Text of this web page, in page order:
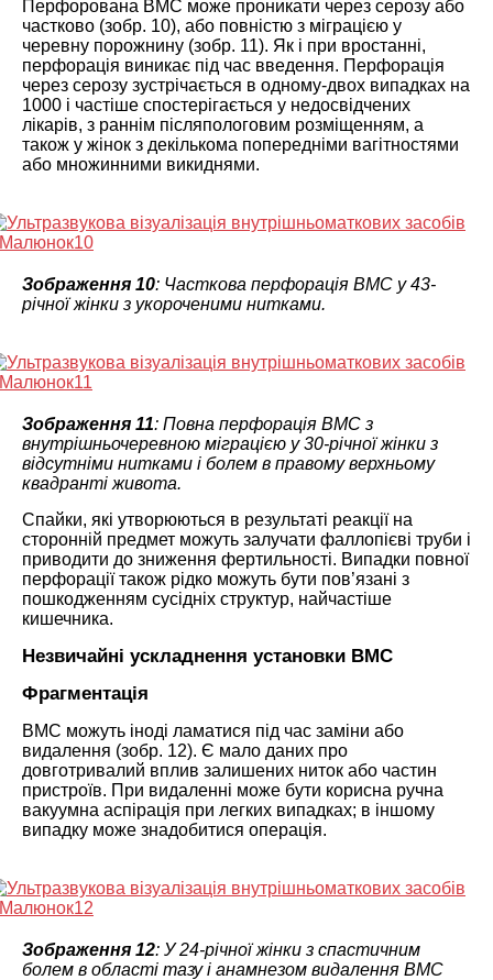
Перфорована ВМС може проникати через серозу або
частково (зобр. 10), або повністю з міграцією у
черевну порожнину (зобр. 11). Як і при вростанні,
перфорація виникає під час введення. Перфорація
через серозу зустрічається в одному-двох випадках на
1000 і частіше спостерігається у недосвідчених
лікарів, з раннім післяпологовим розміщенням, а
також у жінок з декількома попередніми вагітностями
або множинними викиднями.
Зображення 10: Часткова перфорація ВМС у 43-
річної жінки з укороченими нитками.
Зображення 11: Повна перфорація ВМС з
внутрішньочеревною міграцією у 30-річної жінки з
відсутніми нитками і болем в правому верхньому
квадранті живота.
Спайки, які утворюються в результаті реакції на
сторонній предмет можуть залучати фаллопієві труби і
приводити до зниження фертильності. Випадки повної
перфорації також рідко можуть бути пов’язані з
пошкодженням сусідніх структур, найчастіше
кишечника.
Незвичайні ускладнення установки ВМС
Фрагментація
ВМС можуть іноді ламатися під час заміни або
видалення (зобр. 12). Є мало даних про
довготривалий вплив залишених ниток або частин
пристроїв. При видаленні може бути корисна ручна
вакуумна аспірація при легких випадках; в іншому
випадку може знадобитися операція.
Зображення 12: У 24-річної жінки з спастичним
болем в області тазу і анамнезом видалення ВМС